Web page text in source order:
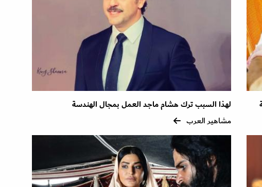
لهذا السبب ترك هشام ماجد العمل بمجال الهندسة
مشاهير العرب